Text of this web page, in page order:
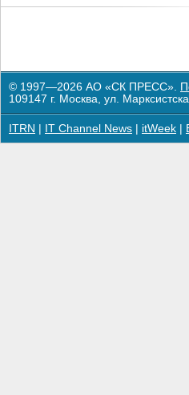
© 1997—2026 АО «СК ПРЕСС».
109147 г. Москва, ул.
ITRN IT Channel News itWeek